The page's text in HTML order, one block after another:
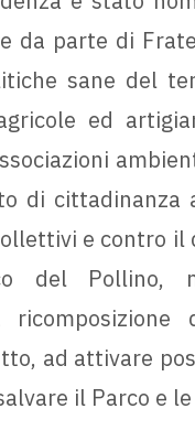
da parte di
sane del
ed
di
e contro
del
ad attivare
il Parco e